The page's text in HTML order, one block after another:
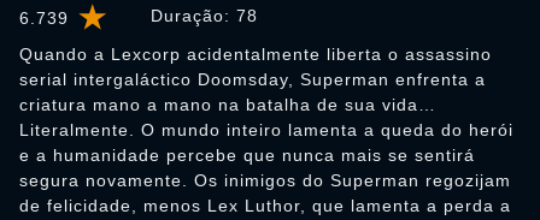
6.739 Duração: 78
Quando a Lexcorp acidentalmente liberta o assassino
serial intergaláctico Doomsday, Superman enfrenta a
criatura mano a mano na batalha de sua vida…
Literalmente. O mundo inteiro lamenta a queda do herói
e a humanidade percebe que nunca mais se sentirá
segura novamente. Os inimigos do Superman regozijam
de felicidade, menos Lex Luthor, que lamenta a perda a